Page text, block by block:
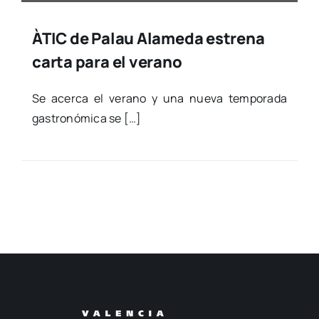
ÀTIC de Palau Alameda estrena
carta para el verano
Se acer­ca el verano y una nue­va tem­po­ra­da
gas­tro­nó­mi­ca se […]